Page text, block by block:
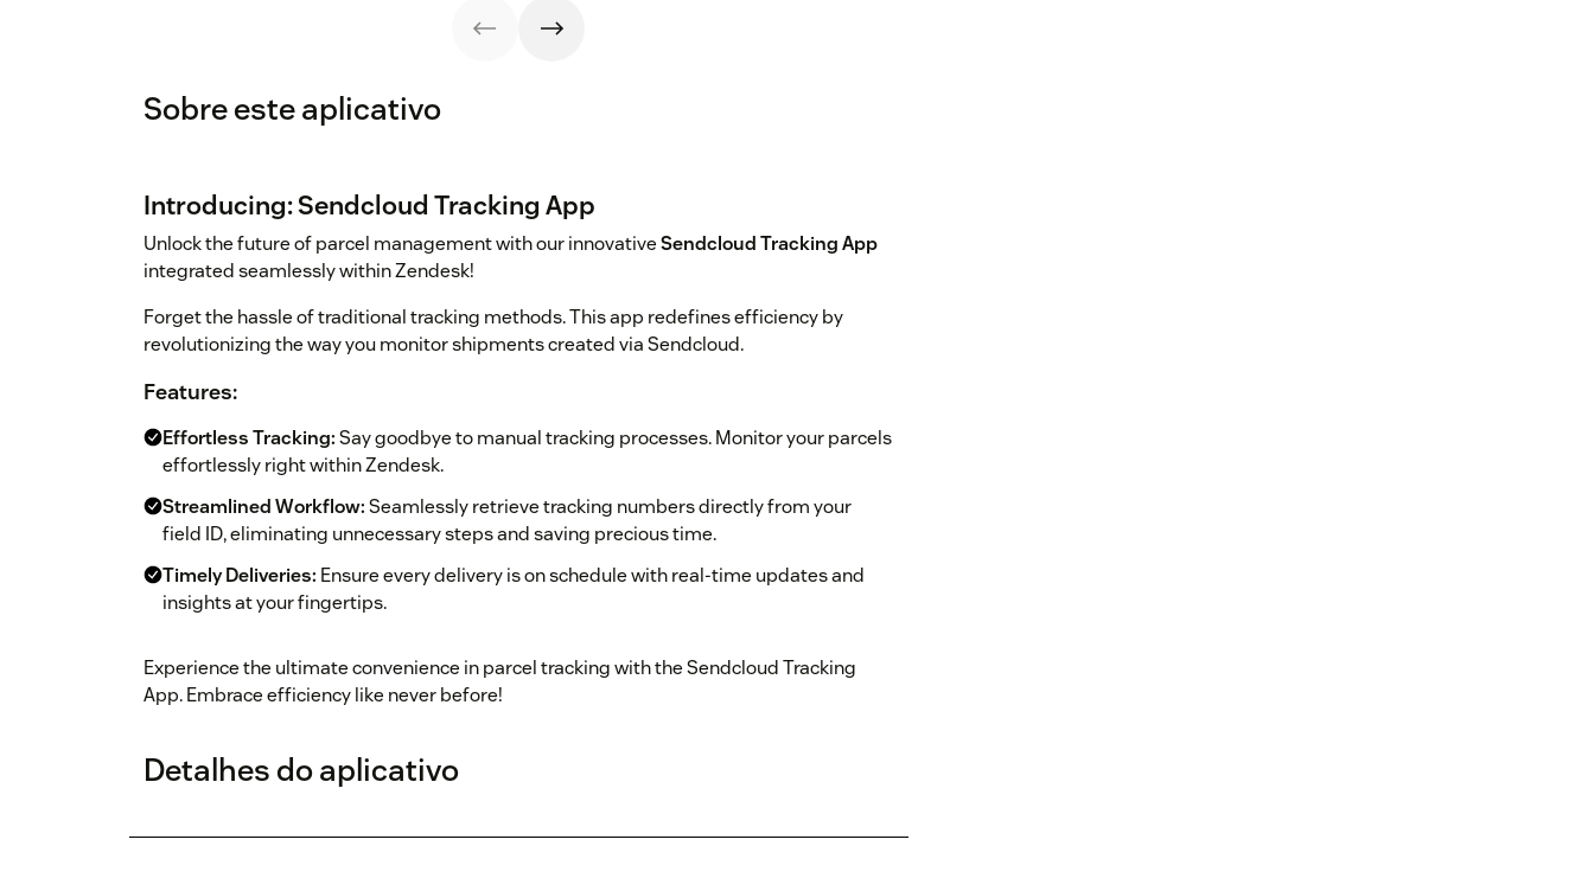
Sobre este aplicativo
Introducing: Sendcloud Tracking App
Unlock the future of parcel management with our innovativeSendcloud Tracking App
integrated seamlessly within Zendesk!
Forget the hassle of traditional tracking methods. This app redefines efficiency by
revolutionizing the way you monitor shipments created via Sendcloud.
Features:
Effortless Tracking:Say goodbye to manual tracking processes. Monitor your parcels
effortlessly right within Zendesk.
Streamlined Workflow:Seamlessly retrieve tracking numbers directly from your
field ID, eliminating unnecessary steps and saving precious time.
Timely Deliveries: Ensure every delivery is on schedule with real-time updates and
insights at your fingertips.
Experience the ultimate convenience in parcel tracking with the Sendcloud Tracking
App. Embrace efficiency like never before!
Detalhes do aplicativo